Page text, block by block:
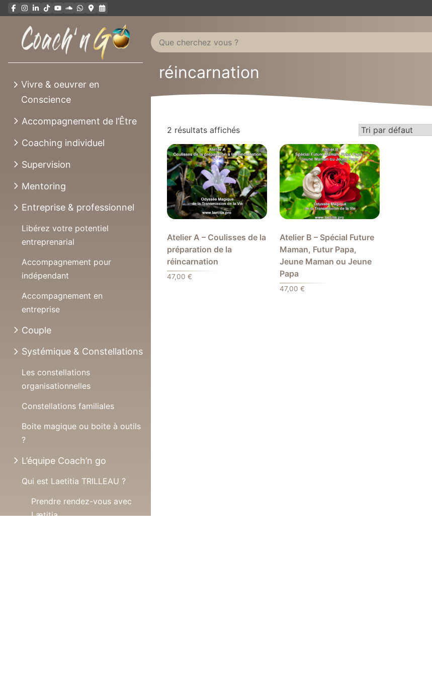
contenu
Vivre & oeuvrer en
Conscience
Accompagnement de l’Être
Coaching individuel
Supervision
Mentoring
Entreprise & professionnel
Libérez votre potentiel
entreprenarial
Accompagnement pour
indépendant
Accompagnement en
entreprise
Couple
Systémique & Constellations
Les constellations
organisationnelles
Constellations familiales
Boite magique ou boite à outils
?
L’équipe Coach’n go
Qui est Laetitia TRILLEAU ?
Prendre rendez-vous avec
Lætitia
réincarnation
2 résultats affichés
Atelier A – Coulisses de la
préparation de la
réincarnation
47,00 €
Atelier B – Spécial Future
Maman, Futur Papa,
Jeune Maman ou Jeune
Papa
47,00 €